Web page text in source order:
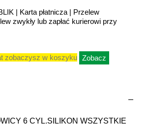
| Karta płatnicza | Przelew
zwykły lub zapłać kurierowi przy
zobaczysz w koszyku Zobacz
6 CYL.SILIKON WSZYSTKIE